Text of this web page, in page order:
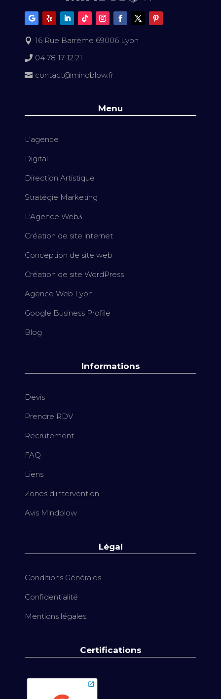
 16 Rue Barrème 69006 Lyon
 04 78 17 12 21
 contact@mindblow.fr
Menu
L'agence
Digital
Direction Artistique
Stratégie Marketing
L'Agence Web3
Création de site internet
Conception de site web
Création de site WordPress
Agence Web Lyon
Google Business Profile
Blog
Informations
Devis
Prendre RDV
Recrutement
FAQ
Liens
Zones d'intervention
Avis Mindblow
Légal
Conditions Générales
Confidentialité
Mentions légales
Certifications